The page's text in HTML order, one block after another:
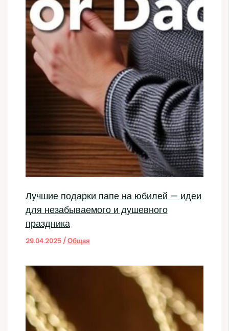
Лучшие подарки папе на юбилей — идеи
для незабываемого и душевного
праздника
29.04.2025 /Общая